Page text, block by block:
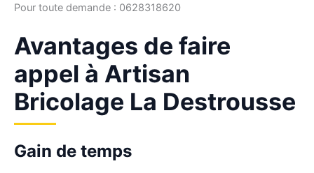
Pour toute demande : 0628318620
Avantages de faire
appel à Artisan
Bricolage La Destrousse
Gain de temps